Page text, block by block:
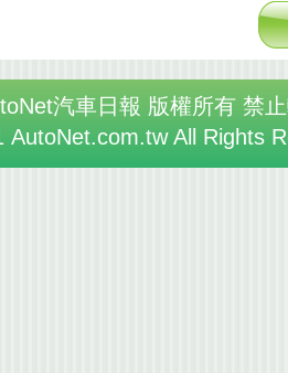
汽車日報 版權所有 禁
AutoNet.com.tw All Rights